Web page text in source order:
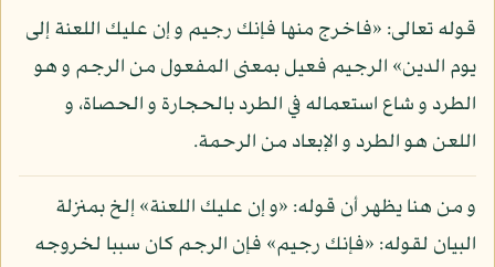
قوله تعالى: «فاخرج منها فإنك رجيم و إن عليك اللعنة إلى
يوم الدين» الرجيم فعيل بمعنى المفعول من الرجم و هو
الطرد و شاع استعماله في الطرد بالحجارة و الحصاة، و
اللعن هو الطرد و الإبعاد من الرحمة.
و من هنا يظهر أن قوله: «و إن عليك اللعنة» إلخ بمنزلة
البيان لقوله: «فإنك رجيم» فإن الرجم كان سببا لخروجه